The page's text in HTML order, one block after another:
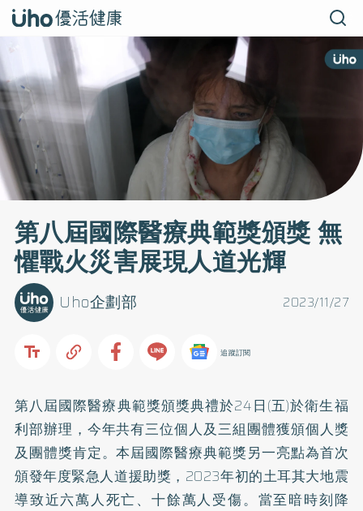
第八屆國際醫療典範獎頒獎 無
懼戰火災害展現人道光輝
2023/11/27
Uho企劃部
追蹤訂閱
第八屆國際醫療典範獎頒獎典禮於24日(五)於衛生福
利部辦理，今年共有三位個人及三組團體獲頒個人獎
及團體獎肯定。本屆國際醫療典範獎另一亮點為首次
頒發年度緊急人道援助獎，2023年初的土耳其大地震
導致近六萬人死亡、十餘萬人受傷。當至暗時刻降